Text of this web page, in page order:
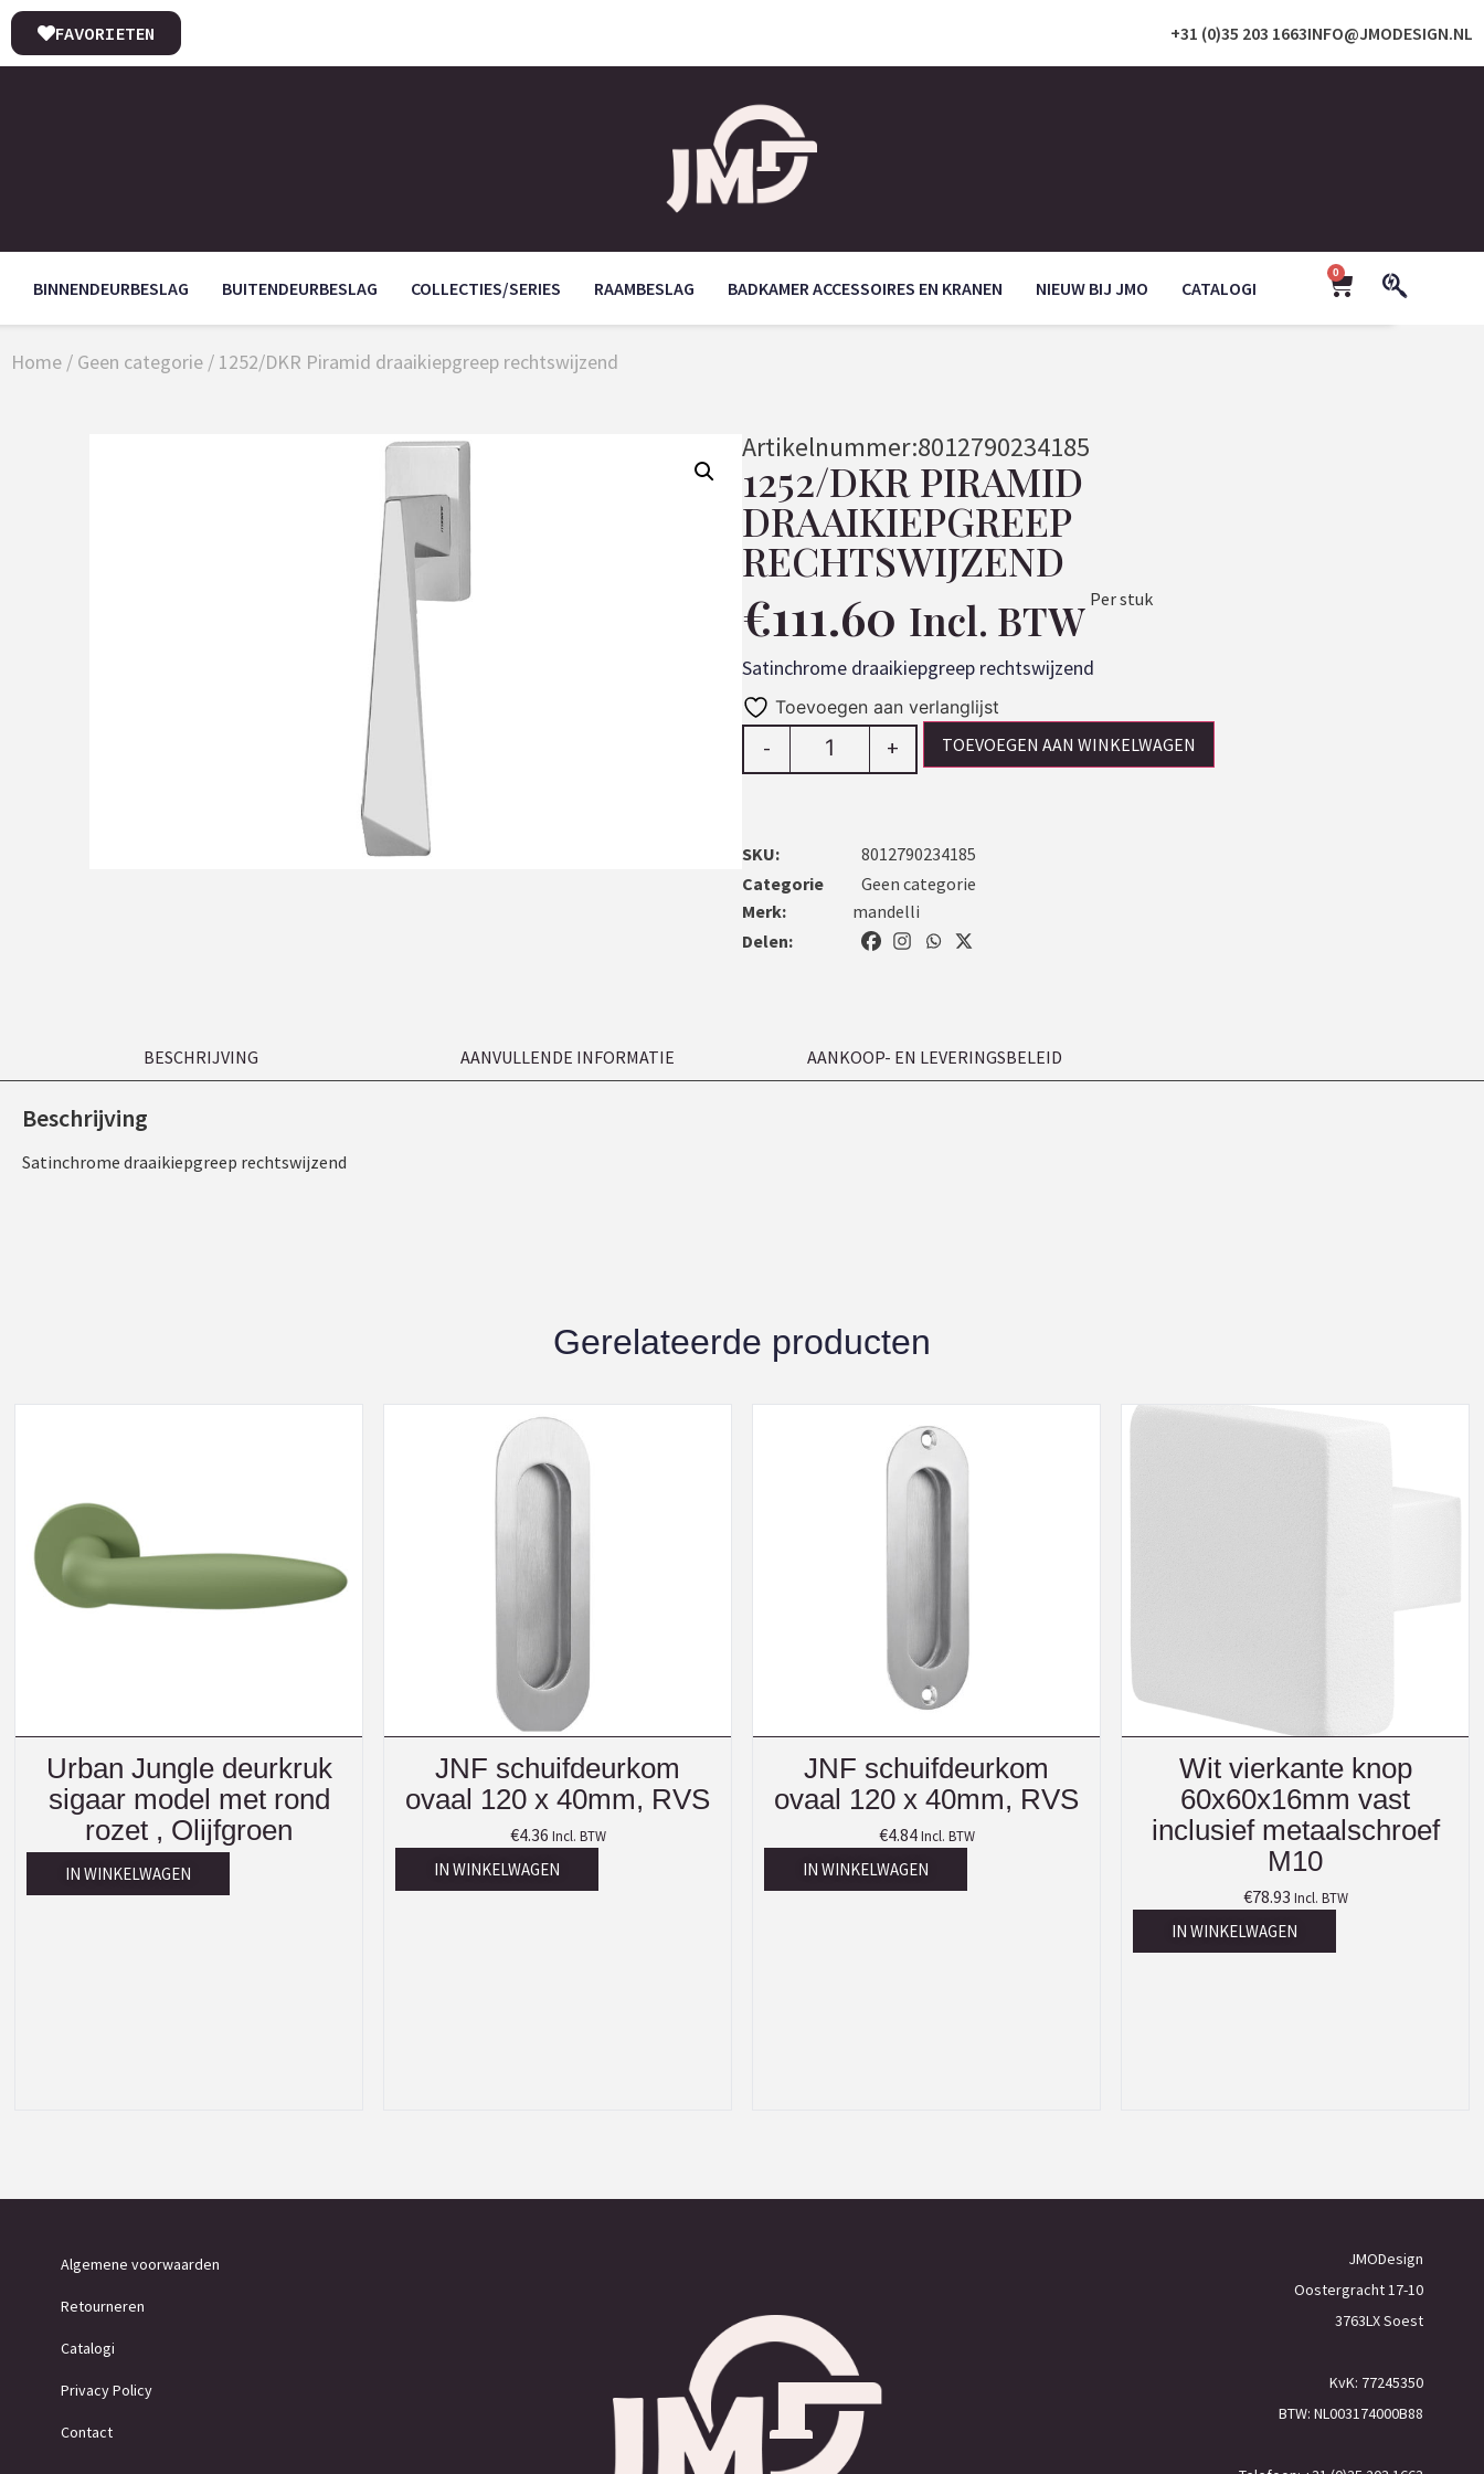
INFO@JMODESIGN.NL
+31 (0)35 203 1663
FAVORIETEN
BINNENDEURBESLAG BUITENDEURBESLAG COLLECTIES/SERIES RAAMBESLAG BADKAMER ACCESSOIRES EN KRANEN NIEUW BIJ JMO CATALOGI
0
Home / Geen categorie / 1252/DKR Piramid draaikiepgreep rechtswijzend
Artikelnummer:8012790234185
1252/DKR PIRAMID
DRAAIKIEPGREEP
RECHTSWIJZEND
€111.60 Incl. BTW Per stuk
Satinchrome draaikiepgreep rechtswijzend
Toevoegen aan verlanglijst
- + TOEVOEGEN AAN WINKELWAGEN
SKU:
8012790234185
Categorie
Geen categorie
Merk:
mandelli
Delen:
BESCHRIJVING AANVULLENDE INFORMATIE AANKOOP- EN LEVERINGSBELEID
Beschrijving
Satinchrome draaikiepgreep rechtswijzend
Gerelateerde producten
Urban Jungle deurkruk
sigaar model met rond
rozet , Olijfgroen
IN WINKELWAGEN
JNF schuifdeurkom
ovaal 120 x 40mm, RVS
€4.36 Incl. BTW
IN WINKELWAGEN
JNF schuifdeurkom
ovaal 120 x 40mm, RVS
€4.84 Incl. BTW
IN WINKELWAGEN
Wit vierkante knop
60x60x16mm vast
inclusief metaalschroef
M10
€78.93 Incl. BTW
IN WINKELWAGEN
Algemene voorwaarden
Retourneren
Catalogi
Privacy Policy
Contact
JMODesign
Oostergracht 17-10
3763LX Soest
KvK: 77245350
BTW: NL003174000B88